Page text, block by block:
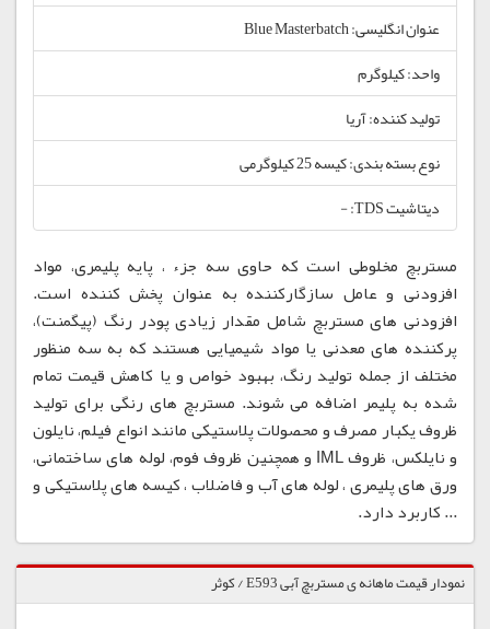
عنوان انگلیسی: Blue Masterbatch
واحد: کیلوگرم
تولید کننده: آریا
نوع بسته بندی: کیسه 25 کیلوگرمی
دیتاشیت TDS: -
مستربچ مخلوطی است که حاوی سه جزء ، پایه پلیمری، مواد
افزودنی و عامل سازگارکننده به عنوان پخش کننده است.
افزودنی های مستربچ شامل مقدار زیادی پودر رنگ (پیگمنت)،
پرکننده های معدنی یا مواد شیمیایی هستند که به سه منظور
مختلف از جمله تولید رنگ، بهبود خواص و یا کاهش قیمت تمام
شده به پلیمر اضافه می شوند. مستربچ های رنگی برای تولید
ظروف یکبار مصرف و محصولات پلاستیکی مانند انواع فیلم، نایلون
و نایلکس، ظروف IML و همچنین ظروف فوم، لوله های ساختمانی،
ورق های پلیمری ، لوله های آب و فاضلاب ، کیسه های پلاستیکی و
... کاربرد دارد.
نمودار قیمت ماهانه ی مستربچ آبی E593 / کوثر